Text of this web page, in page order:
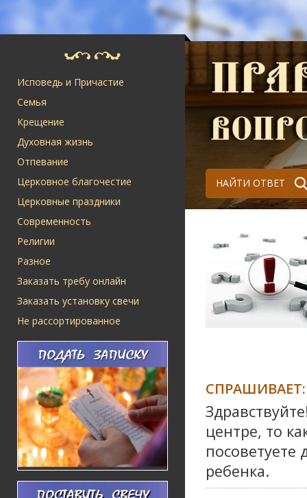
Исповедь и Причастие
Семья
Крещение
Духовная жизнь
Отпевание
Церковное благочестие
Церковные праздники
Современность
Религии
Разное
Заказать требу онлайн
Заказать установку свечи
Не рассортированное
НАЙТИ ОТВЕТ
СПРАШИВАЕТ:
центре, то
ребенка.